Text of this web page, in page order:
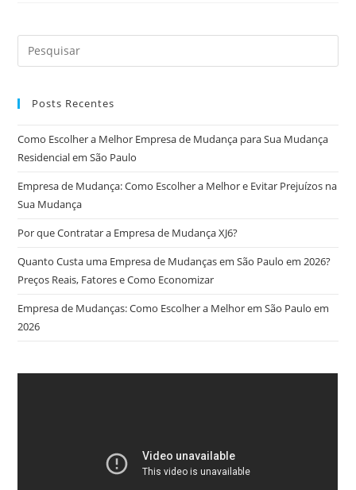
Posts Recentes
Como Escolher a Melhor Empresa de Mudança para Sua Mudança
Residencial em São Paulo
Empresa de Mudança: Como Escolher a Melhor e Evitar Prejuízos na
Sua Mudança
Por que Contratar a Empresa de Mudança XJ6?
Quanto Custa uma Empresa de Mudanças em São Paulo em 2026?
Preços Reais, Fatores e Como Economizar
Empresa de Mudanças: Como Escolher a Melhor em São Paulo em
2026